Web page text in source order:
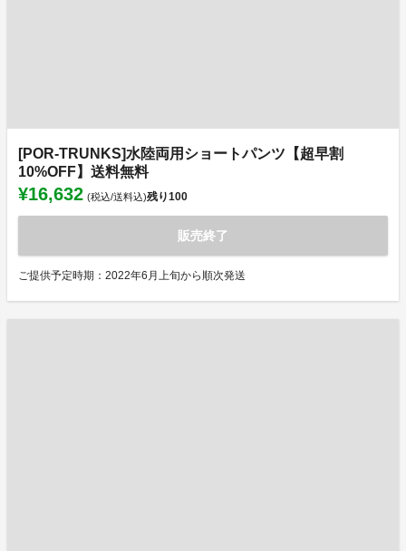
[POR-TRUNKS]水陸両用ショートパンツ【超早割
10%OFF】送料無料
¥16,632 (税込/送料込)残り100
販売終了
ご提供予定時期：2022年6月上旬から順次発送